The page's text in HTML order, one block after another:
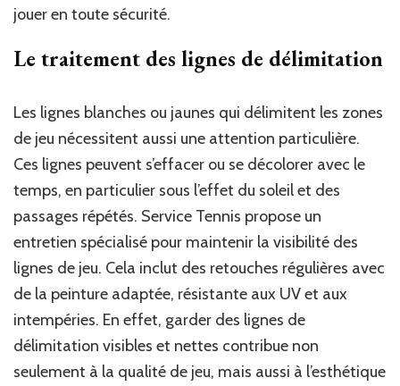
jouer en toute sécurité.
Le traitement des lignes de délimitation
Les lignes blanches ou jaunes qui délimitent les zones
de jeu nécessitent aussi une attention particulière.
Ces lignes peuvent s’effacer ou se décolorer avec le
temps, en particulier sous l’effet du soleil et des
passages répétés. Service Tennis propose un
entretien spécialisé pour maintenir la visibilité des
lignes de jeu. Cela inclut des retouches régulières avec
de la peinture adaptée, résistante aux UV et aux
intempéries. En effet, garder des lignes de
délimitation visibles et nettes contribue non
seulement à la qualité de jeu, mais aussi à l’esthétique